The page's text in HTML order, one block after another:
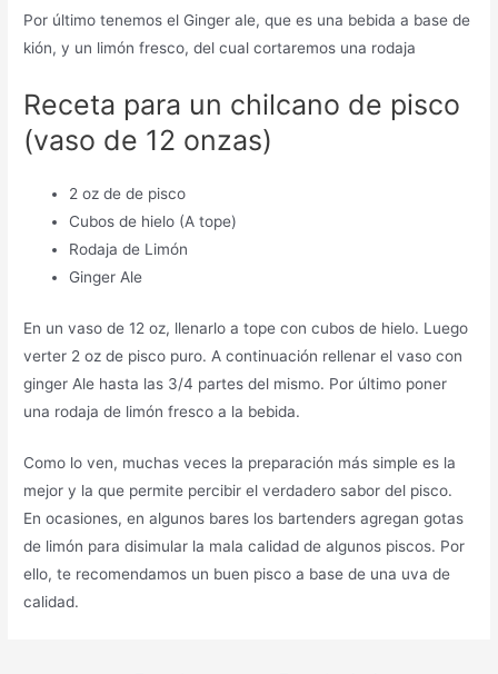
Por último tenemos el Ginger ale, que es una bebida a base de
kión, y un limón fresco, del cual cortaremos una rodaja
Receta para un chilcano de pisco
(vaso de 12 onzas)
2 oz de de pisco
Cubos de hielo (A tope)
Rodaja de Limón
Ginger Ale
En un vaso de 12 oz, llenarlo a tope con cubos de hielo. Luego
verter 2 oz de pisco puro. A continuación rellenar el vaso con
ginger Ale hasta las 3/4 partes del mismo. Por último poner
una rodaja de limón fresco a la bebida.
Como lo ven, muchas veces la preparación más simple es la
mejor y la que permite percibir el verdadero sabor del pisco.
En ocasiones, en algunos bares los bartenders agregan gotas
de limón para disimular la mala calidad de algunos piscos. Por
ello, te recomendamos un buen pisco a base de una uva de
calidad.